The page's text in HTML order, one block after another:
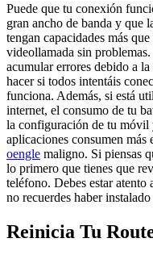
Puede que tu conexión
gran ancho de banda y que
tengan capacidades más
videollamada sin
acumular errores debido a
hacer si todos intentáis
funciona. Además, si está
internet, el consumo de tu
la configuración de tu móvil
aplicaciones consumen más
oengle maligno. Si piensas
lo primero que tienes que
teléfono. Debes estar
no recuerdes haber
Reinicia Tu